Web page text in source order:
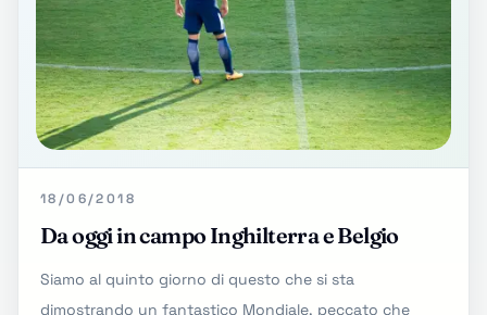
18/06/2018
Da oggi in campo Inghilterra e Belgio
Siamo al quinto giorno di questo che si sta
dimostrando un fantastico Mondiale, peccato che